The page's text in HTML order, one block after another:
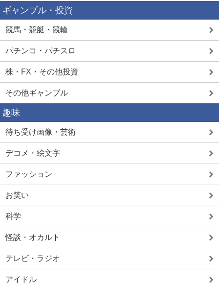
ギャンブル・投資
競馬・競艇・競輪
パチンコ・パチスロ
株・FX・その他投資
その他ギャンブル
趣味
待ち受け画像・芸術
デコメ・絵文字
ファッション
お笑い
科学
怪談・オカルト
テレビ・ラジオ
アイドル